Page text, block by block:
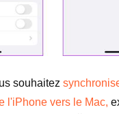
souhaitez
l'iPhone vers le Mac,